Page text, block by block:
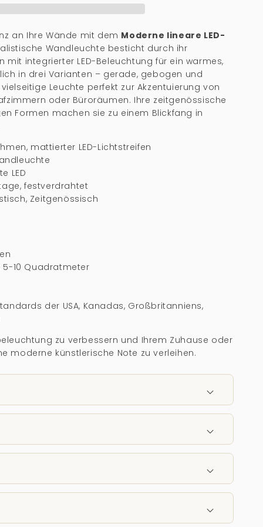
an Ihre Wände mit dem Moderne lineare LED-
Wandleuchte besticht durch ihr
mit integrierter LED-Beleuchtung für ein warmes,
in drei Varianten – gerade, gebogen und
Leuchte perfekt zur Akzentuierung von
oder Büroräumen. Ihre zeitgenössische
Formen machen sie zu einem Blickfang in
mattierter LED-Lichtstreifen
LED
festverdrahtet
Zeitgenössisch
10 Quadratmeter
der USA, Kanadas, Großbritanniens,
zu verbessern und Ihrem Zuhause oder
moderne künstlerische Note zu verleihen.